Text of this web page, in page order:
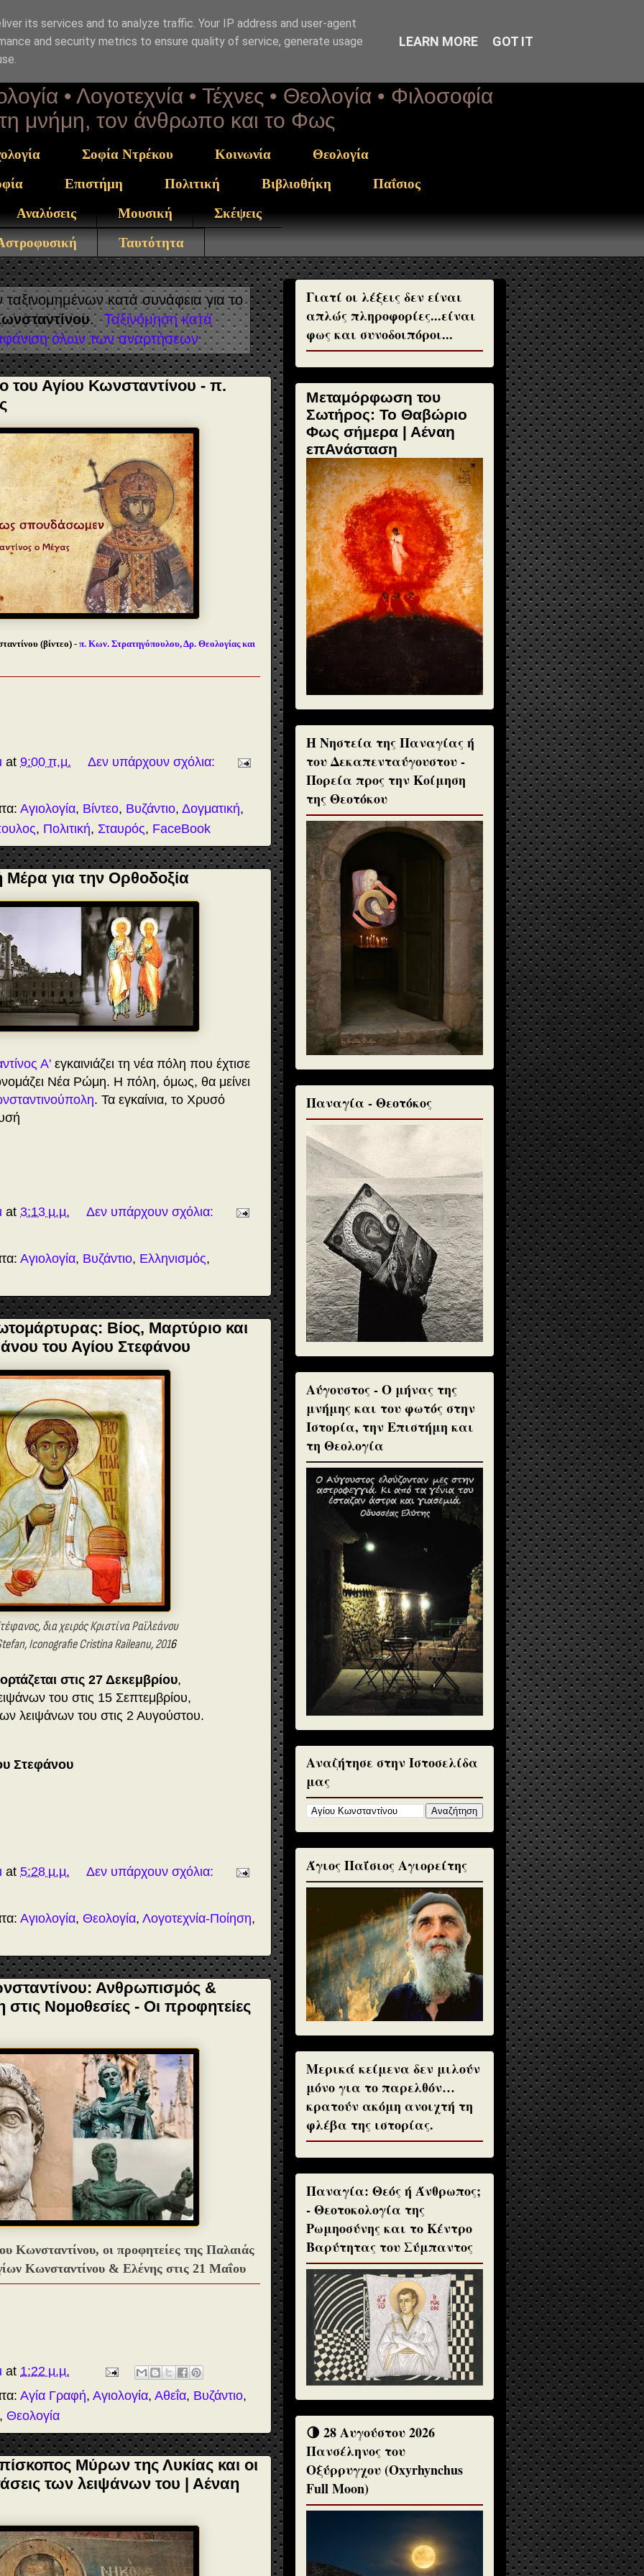
• Λογοτεχνία • Τέχνες • Θεολογία • Φιλοσοφία
τη μνήμη, τον άνθρωπο και το Φως
Σοφία Ντρέκου Κοινωνία
Θεολογία
Επιστήμη Πολιτική Βιβλιοθήκη
Παΐσιος
Αναλύσεις Μουσική
Σκέψεις
Ταυτότητα
κατά συνάφεια για το
. Ταξινόμηση κατά
όλων των αναρτήσεων
του Αγίου Κωνσταντίνου - π.
(βίντεο) - π. Κων. Στρατηγόπουλου, Δρ. Θεολογίας και
at 9:00 π.μ. Δεν υπάρχουν σχόλια:
Αγιολογία, Βίντεο, Βυζάντιο, Δογματική,
, Πολιτική, Σταυρός, FaceBook
για την Ορθοδοξία
Α' εγκαινιάζει τη νέα πόλη που έχτισε
Νέα Ρώμη. Η πόλη, όμως, θα μείνει
. Τα εγκαίνια, το Χρυσό
at 3:13 μ.μ. Δεν υπάρχουν σχόλια:
Αγιολογία, Βυζάντιο, Ελληνισμός,
Βίος, Μαρτύριο και
του Αγίου Στεφάνου
δια χειρόςΚριστίνα Ραϊλεάνου
Iconografie Cristina Raileanu, 2016
στις 27 Δεκεμβρίου,
του στις 15 Σεπτεμβρίου,
λειψάνων του στις 2 Αυγούστου.
Στεφάνου
at 5:28 μ.μ. Δεν υπάρχουν σχόλια:
Αγιολογία, Θεολογία, Λογοτεχνία-Ποίηση,
Ανθρωπισμός &
στις Νομοθεσίες - Οι προφητείες
Κωνσταντίνου, οι προφητείες της Παλαιάς
Κωνσταντίνου & Ελένης στις 21 Μαΐου
at 1:22 μ.μ.
Αγία Γραφή, Αγιολογία, Αθεΐα, Βυζάντιο,
, Θεολογία
Μύρων της Λυκίας και οι
των λειψάνων του | Αέναη
Γιατί οι λέξεις δεν είναι
απλώς πληροφορίες...είναι
φως και συνοδοιπόροι...
Μεταμόρφωση του
Σωτήρος: Το Θαβώριο
Φως σήμερα | Αέναη
επΑνάσταση
H Νηστεία της Παναγίας ή
του Δεκαπενταύγουστου -
Πορεία προς την Κοίμηση
της Θεοτόκου
Παναγία - Θεοτόκος
Αύγουστος - Ο μήνας της
μνήμης και του φωτός στην
Ιστορία, την Επιστήμη και
τη Θεολογία
Αναζήτησε στην Ιστοσελίδα
μας
Άγιος Παΐσιος Αγιορείτης
Μερικά κείμενα δεν μιλούν
μόνο για το παρελθόν…
κρατούν ακόμη ανοιχτή τη
φλέβα της ιστορίας.
Παναγία: Θεός ή Άνθρωπος;
- Θεοτοκολογία της
Ρωμηοσύνης και το Κέντρο
Βαρύτητας του Σύμπαντος
🌗 28 Αυγούστου 2026
Πανσέληνος του
Οξύρρυγχου (Oxyrhynchus
Full Moon)
its services and to analyze traffic. Your IP address and user-agent
and security metrics to ensure quality of service, generate usage
LEARN MORE GOT IT